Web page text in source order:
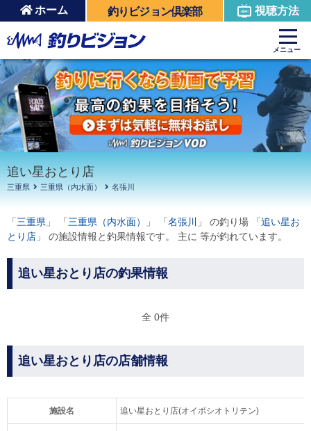
ホーム 釣りビジョン倶楽部 視聴方法
メニュー
追い星おとり店
三重県 三重県（内水面） 名張川
「 三重県 」 「 三重県（内水面） 」 「 名張川 」 の釣り場 「 追い星お
とり店 」 の施設情報と釣果情報です。 主に 等が釣れています。
追い星おとり店の釣果情報
全 0件
追い星おとり店の店舗情報
施設名 追い星おとり店(オイボシオトリテン)
周辺の施設を見る